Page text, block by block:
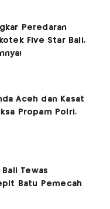
Peredaran
Five Star Bali,
Aceh dan Kasat
Propam Polri,
Tewas
Batu Pemecah